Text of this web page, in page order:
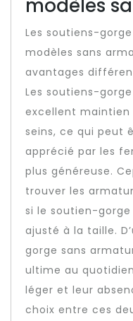
modèles
Les soutiens-
modèles sans
avantages
Les soutiens-
excellent
seins, ce qui peut
apprécié par les
plus généreuse.
trouver les
si le soutien-
ajusté à la taille.
gorge sans
ultime au
léger et leur
choix entre ces